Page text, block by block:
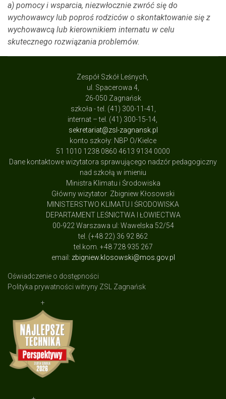
a) pomocy i wsparcia, niezwłocznie zwróć się do
wychowawcy lub poproś rodziców o skontaktowanie się z
wychowawcą lub kierownikiem internatu w celu
skutecznego rozwiązania problemów.
Zespół Szkół Leśnych,
ul. Spacerowa 4,
26-050 Zagnańsk
szkoła - tel. (41) 300-11-41,
internat – tel. (41) 300-15-14,
sekretariat@zsl-zagnansk.pl
konto szkoły: NBP O/Kielce
51 1010 1238 0860 4613 9134 0000
Dane kontaktowe wizytatora sprawującego nadzór pedagogiczny
nad szkołą w imieniu
Ministra Klimatu i Środowiska
Główny wizytator Zbigniew Kłosowski
MINISTERSTWO KLIMATU I ŚRODOWISKA
DEPARTAMENT LEŚNICTWA I ŁOWIECTWA
00-922 Warszawa ul: Wawelska 52/54
tel. (+48 22) 36 92 862
tel.kom. +48 728 935 267
email: zbigniew.klosowski@mos.gov.pl
Oświadczenie o dostępności
Polityka prywatności witryny ZSL Zagnańsk
+